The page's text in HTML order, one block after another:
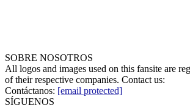
SOBRE NOSOTROS
All logos and images used on this fansite are
of their respective companies. Contact us:
Contáctanos: [email protected]
SÍGUENOS